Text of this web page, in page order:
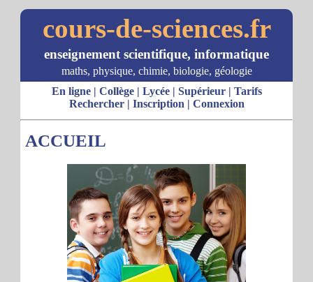
cours-de-sciences.fr
enseignement scientifique, informatique
maths, physique, chimie, biologie, géologie
En ligne| Collège| Lycée| Supérieur| Tarifs
Rechercher| Inscription | Connexion
ACCUEIL